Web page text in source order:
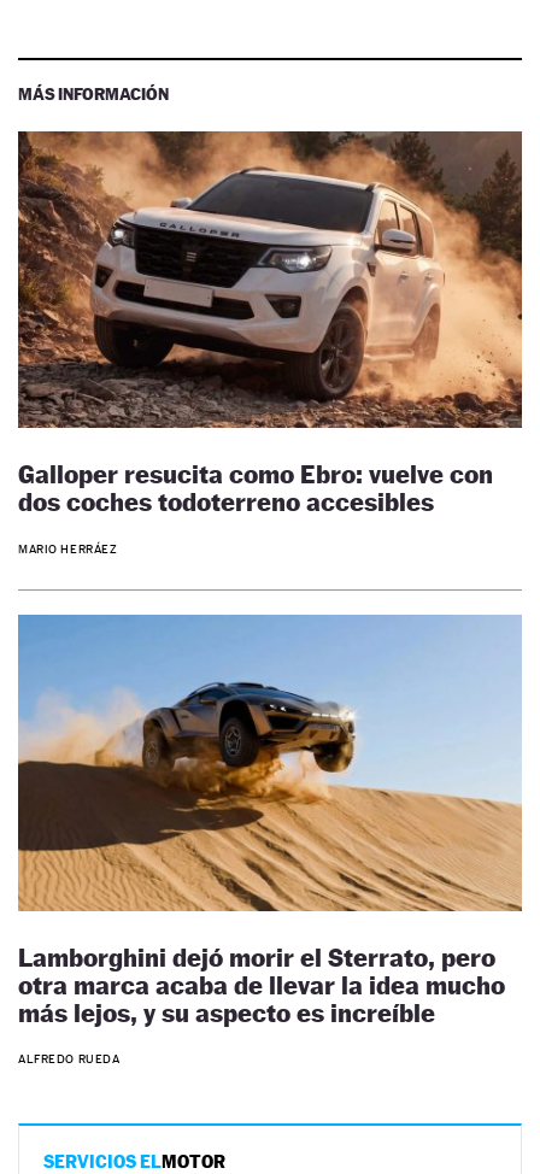
MÁS INFORMACIÓN
Galloper resucita como Ebro: vuelve con
dos coches todoterreno accesibles
MARIO HERRÁEZ
Lamborghini dejó morir el Sterrato, pero
otra marca acaba de llevar la idea mucho
más lejos, y su aspecto es increíble
ALFREDO RUEDA
SERVICIOS ELMOTOR